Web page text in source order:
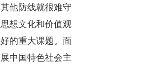
他防线就很难守
想文化和价值观
的重大课题。面
中国特色社会主